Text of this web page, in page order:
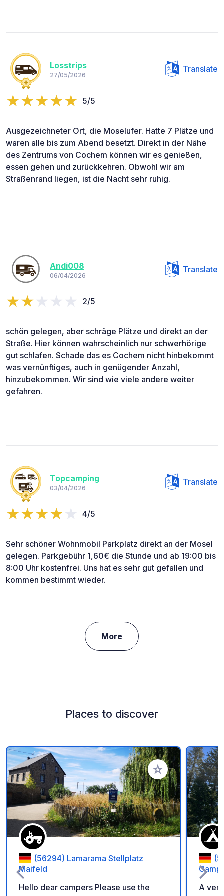
Losstrips
27/05/2026
Translate
5/5
Ausgezeichneter Ort, die Moselufer. Hatte 7 Plätze und
waren alle bis zum Abend besetzt. Direkt in der Nähe
des Zentrums von Cochem können wir es genießen,
essen gehen und zurückkehren. Obwohl wir am
Straßenrand liegen, ist die Nacht sehr ruhig.
Andi008
06/04/2026
Translate
2/5
schön gelegen, aber schräge Plätze und direkt an der
Straße. Hier können wahrscheinlich nur schwerhörige
gut schlafen. Schade das es Cochem nicht hinbekommt
was vernünftiges, auch in genügender Anzahl,
hinzubekommen. Wir sind wie viele andere weiter
gefahren.
Topcamping
03/04/2026
Translate
4/5
Sehr schöner Wohnmobil Parkplatz direkt an der Mosel
gelegen. Parkgebühr 1,60€ die Stunde und ab 19:00 bis
8:00 Uhr kostenfrei. Uns hat es sehr gut gefallen und
kommen bestimmt wieder.
More
Places to discover
Add to your
(56294) Lamarama Stellplatz
Maifeld
Hello dear campers Please use the
A